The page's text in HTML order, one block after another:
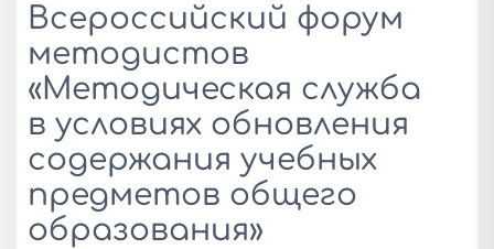
Всероссийский форум
методистов
«Методическая служба
в условиях обновления
содержания учебных
предметов общего
образования»